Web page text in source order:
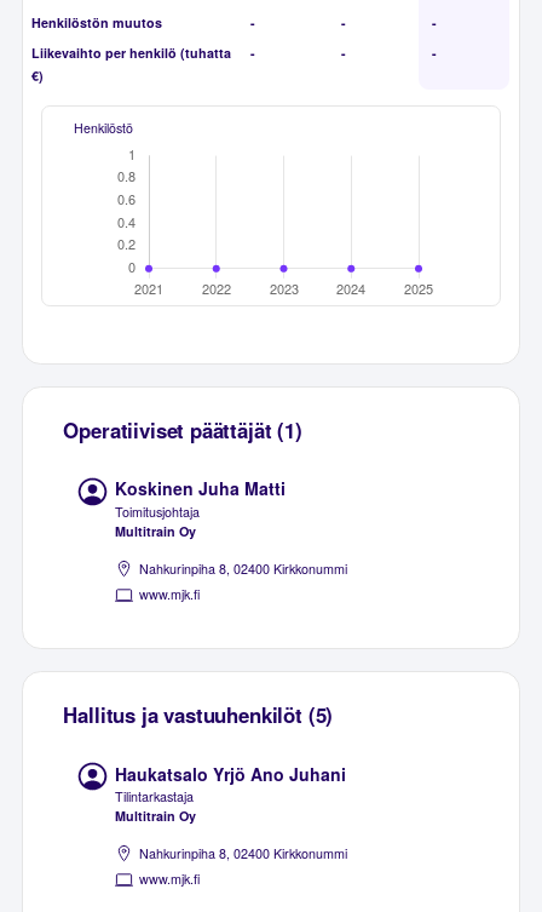
Henkilöstön muutos
- -
-
Liikevaihto per henkilö (tuhatta
€)
- - -
Henkilöstö
Operatiiviset päättäjät (1)
Koskinen Juha Matti
Toimitusjohtaja
Multitrain Oy
Nahkurinpiha 8, 02400 Kirkkonummi
www.mjk.fi
Hallitus ja vastuuhenkilöt (5)
Haukatsalo Yrjö Ano Juhani
Tilintarkastaja
Multitrain Oy
Nahkurinpiha 8, 02400 Kirkkonummi
www.mjk.fi